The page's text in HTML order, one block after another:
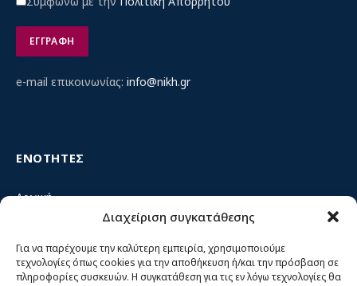
Διαχείριση συγκατάθεσης
Για να παρέχουμε την καλύτερη εμπειρία, χρησιμοποιούμε
τεχνολογίες όπως cookies για την αποθήκευση ή/και την πρόσβαση σε
πληροφορίες συσκευών. Η συγκατάθεση για τις εν λόγω τεχνολογίες θα
e-mail επικοινωνίας: info@nikh.gr
ΕΝΟΤΗΤΕΣ
Αρχική
Κίνημα ΝΙΚΗ – Ποιοι είμαστε, αρχές & δράση
Θέσεις
Πρόσωπα